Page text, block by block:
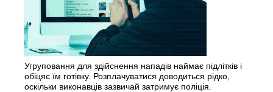
Угруповання для здійснення нападів наймає підлітків і
обіцяє їм готівку. Розплачуватися доводиться рідко,
оскільки виконавців зазвичай затримує поліція.